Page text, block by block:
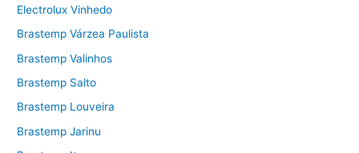
Electrolux Vinhedo
Brastemp Várzea Paulista
Brastemp Valinhos
Brastemp Salto
Brastemp Louveira
Brastemp Jarinu